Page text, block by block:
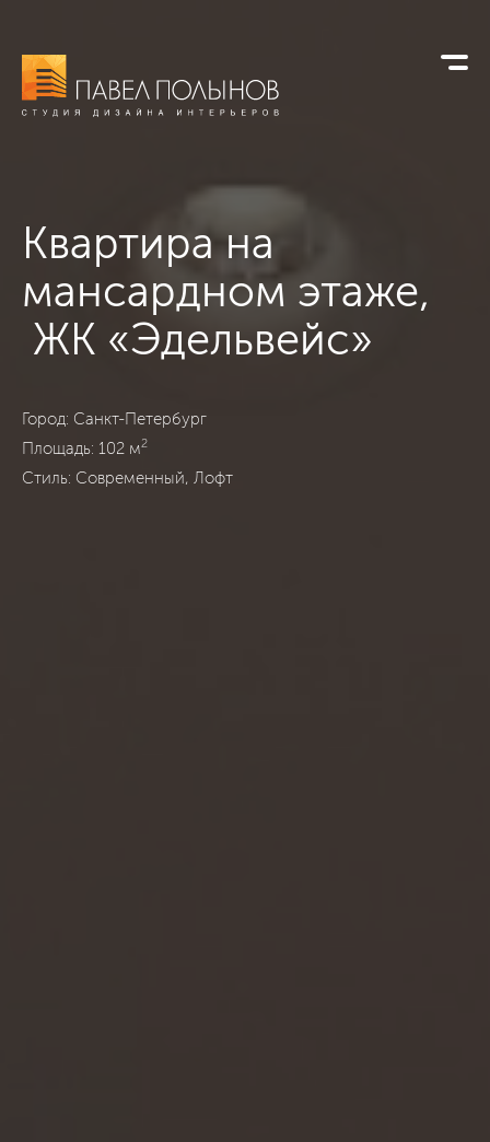
Квартира на
мансардном этаже,
ЖК «Эдельвейс»
ЖК «Эдельвейс», Санкт-Петербург, Современный, Лофт,
Город: Санкт-Петербург
Площадь: 102 м2
Стиль: Современный, Лофт